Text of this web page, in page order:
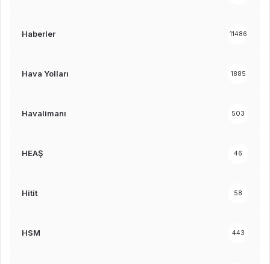
Haberler 11486
Hava Yolları 1885
Havalimanı 503
HEAŞ 46
Hitit 58
HSM 443